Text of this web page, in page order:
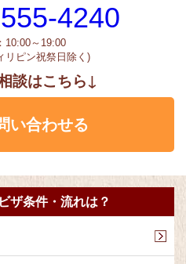
4240
10:00～19:00
リピン祝祭日除く)
談はこちら↓
い合わせる
ザ条件・流れは？